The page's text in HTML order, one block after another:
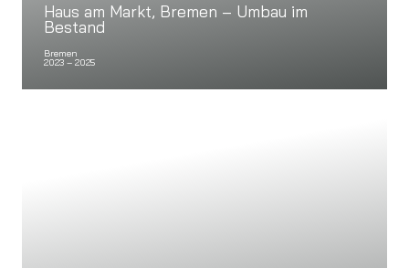
Haus am Markt, Bremen – Umbau im
Bestand
Bremen
2023 – 2025